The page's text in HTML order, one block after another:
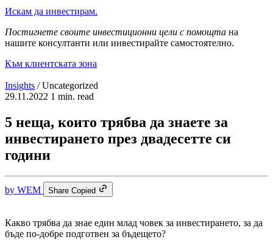
Искам да инвестирам.
Постигнете своите инвестиционни цели с помощта на
нашите консултанти или инвестирайте самостоятелно.
Към клиентската зона
Insights / Uncategorized
29.11.2022 1 min. read
5 неща, които трябва да знаете за
инвестирането през двадесетте си
години
by WEM Share Copied
Какво трябва да знае един млад човек за инвестирането, за да
бъде по-добре подготвен за бъдещето?